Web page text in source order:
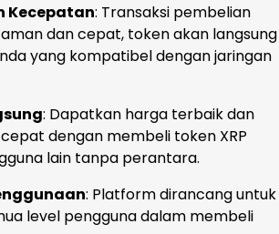
Kecepatan: Transaksi pembelian
dan cepat, token akan langsung
yang kompatibel dengan jaringan
: Dapatkan harga terbaik dan
dengan membeli token XRP
lain tanpa perantara.
: Platform dirancang untuk
level pengguna dalam membeli